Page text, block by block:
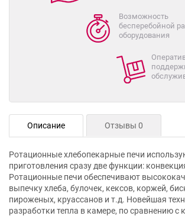
Возможность
бесперебойной
оборудования
Описание Отзывы 0
Ротационные хлебопекарные печи
приготовления сразу две функции:
Ротационные печи обеспечивают
выпечку хлеба, булочек, кексов, коржей,
пироженых, круассанов и т.д. Новейшая
разработки тепла в камере, по сравнению с